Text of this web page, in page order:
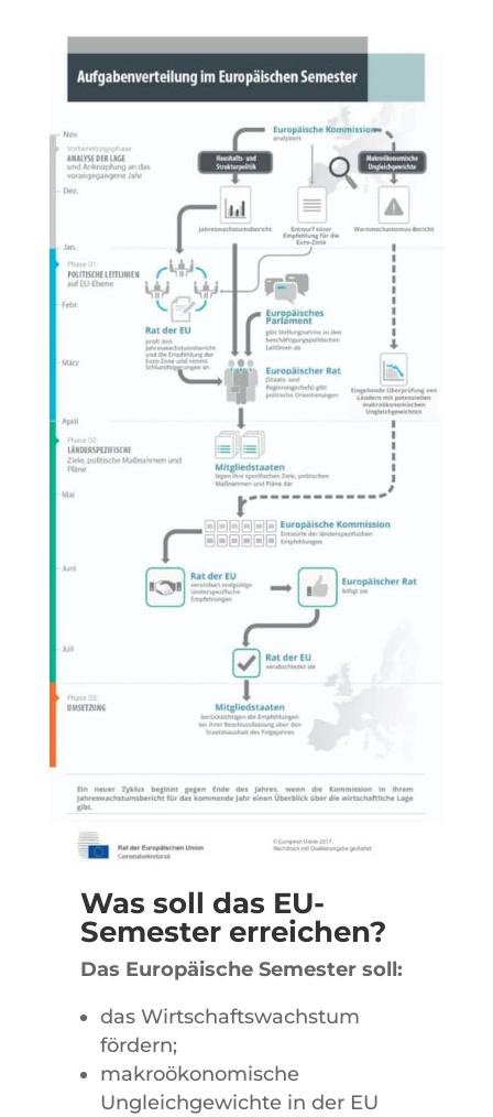
Was soll das EU-
Semester erreichen?
Das Europäische Semester soll:
das Wirtschaftswachstum
fördern;
makroökonomische
Ungleichgewichte in der EU